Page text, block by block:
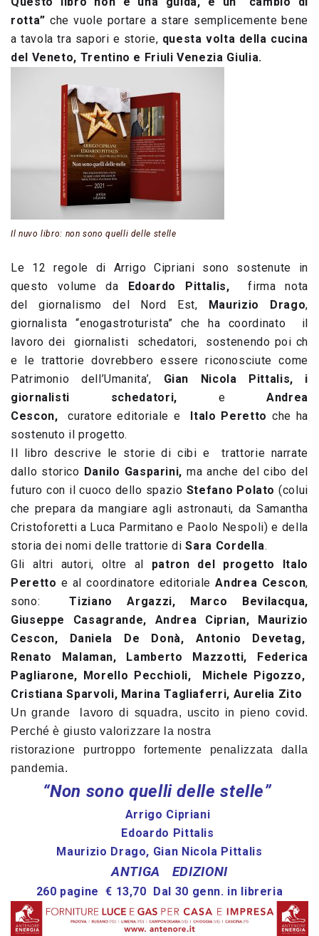
rotta” che vuole portare a stare semplicemente bene
a tavola tra sapori e storie, questa volta della cucina
del Veneto, Trentino e Friuli Venezia Giulia.
Il nuvo libro: non sono quelli delle stelle
Le 12 regole di Arrigo Cipriani sono sostenute in
questo volume da Edoardo Pittalis, firma nota
del giornalismo del Nord Est, Maurizio Drago,
giornalista “enogastroturista” cheha coordinato il
lavoro dei
giornalisti schedatori, sostenendo poi ch
e le trattorie dovrebbero essere riconosciute come
Patrimonio dell’Umanita’,
Gian Nicola Pittalis, i
giornalisti schedatori, eAndrea
Cescon,
curatore editoriale e Italo Peretto che ha
sostenuto il progetto.
Il libro descrive le storie di cibi e trattorie narrate
dallo storico Danilo Gasparini, ma anche del cibo del
futuro con il cuoco dello spazio Stefano Polato (colui
che prepara da mangiare agli astronauti, da Samantha
Cristoforetti a Luca Parmitano e Paolo Nespoli) e della
storia dei nomi delle trattorie diSara Cordella.
Gli altri autori, oltre al patron del progetto Italo
Peretto e al coordinatore editorialeAndrea Cescon,
sono:Tiziano Argazzi, Marco Bevilacqua,
Giuseppe Casagrande, Andrea Ciprian, Maurizio
Cescon, Daniela De Donà, Antonio Devetag,
Renato Malaman, Lamberto Mazzotti, Federica
Pagliarone, Morello Pecchioli, Michele Pigozzo,
Cristiana Sparvoli, Marina Tagliaferri, Aurelia Zito
Un grande lavoro di squadra, uscito in pieno covid.
Perché è giusto valorizzare la nostra
ristorazione purtroppo fortemente penalizzata dalla
pandemia.
“Non sono quelli delle stelle”
Arrigo Cipriani
Edoardo Pittalis
Maurizio Drago, Gian Nicola Pittalis
ANTIGA EDIZIONI
260 pagine € 13,70 Dal 30 genn. in libreria